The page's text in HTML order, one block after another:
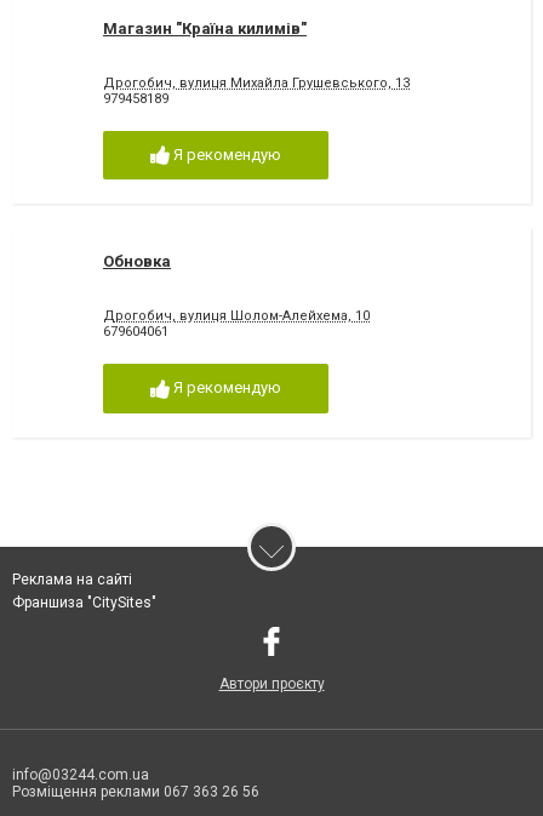
Магазин "Країна килимів"
Дрогобич, вулиця Михайла Грушевського, 13
979458189
Я рекомендую
Обновка
Дрогобич, вулиця Шолом-Алейхема, 10
679604061
Я рекомендую
Реклама на сайті
Франшиза "CitySites"
Автори проєкту
info@03244.com.ua
Розміщення реклами 067 363 26 56